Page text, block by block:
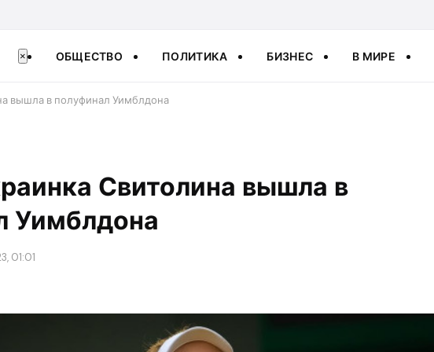
× ОБЩЕСТВО ПОЛИТИКА БИЗНЕС В МИРЕ
вышла в полуфинал Уимблдона
Свитолина вышла в
Уимблдона
01:01